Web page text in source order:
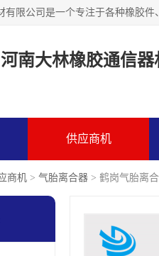
河南大林橡胶通信器
供应商机
商机 > 气胎离合器 > 鹤岗气胎离